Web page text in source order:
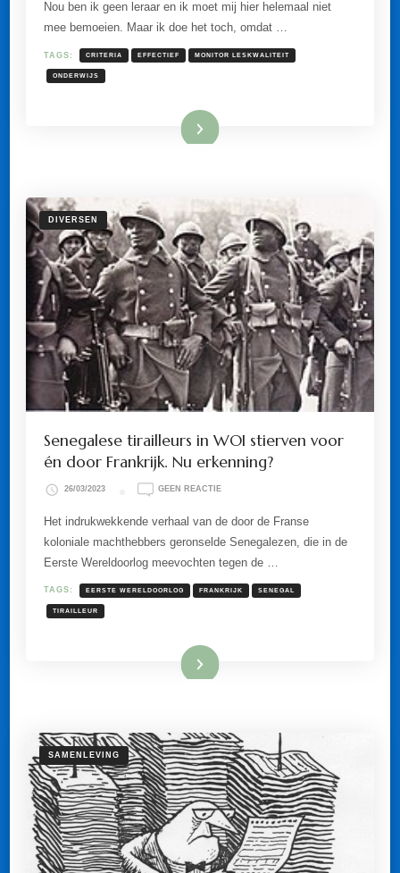
OP
VAN
Nou ben ik geen leraar en ik moet mij hier helemaal niet
mee bemoeien. Maar ik doe het toch, omdat …
TAGS: CRITERIA EFFECTIEF MONITOR LESKWALITEIT
ONDERWIJS
Lees meer
DIVERSEN
Senegalese tirailleurs in WOI stierven voor
én door Frankrijk. Nu erkenning?
26/03/2023 GEEN REACTIEOP
TIRAILLEURS
IN
WOI
VOOR
ÉN
DOOR
Het indrukwekkende verhaal van de door de Franse
koloniale machthebbers geronselde Senegalezen, die in de
Eerste Wereldoorlog meevochten tegen de …
TAGS: EERSTE WERELDOORLOG FRANKRIJK SENEGAL
TIRAILLEUR
Lees meer
SAMENLEVING